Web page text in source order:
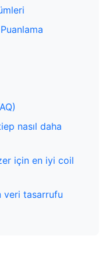
nasıl daha
için en iyi coil
veri tasarrufu